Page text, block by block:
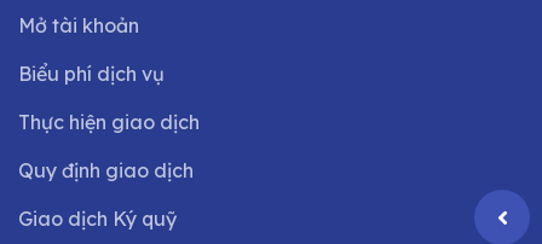
Mở tài khoản
Biểu phí dịch vụ
Thực hiện giao dịch
Quy định giao dịch
Giao dịch Ký quỹ